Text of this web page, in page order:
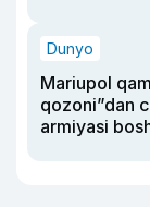
Dunyo
Mariupol
qozoni”dan
armiyasi